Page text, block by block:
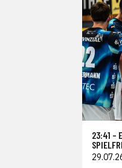
23:41 –